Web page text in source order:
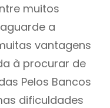
muitos
a
vantagens
à procurar de
Pelos Bancos
dificuldades